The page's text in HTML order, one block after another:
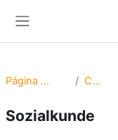
Página Principal Cursos
Sozialkunde